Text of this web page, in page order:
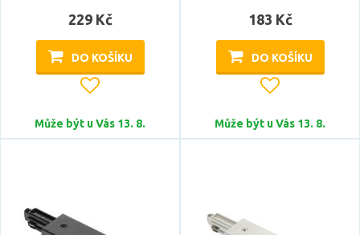
229 Kč
DO KOŠÍKU
Může být u Vás 13. 8.
183 Kč
DO KOŠÍKU
Může být u Vás 13. 8.